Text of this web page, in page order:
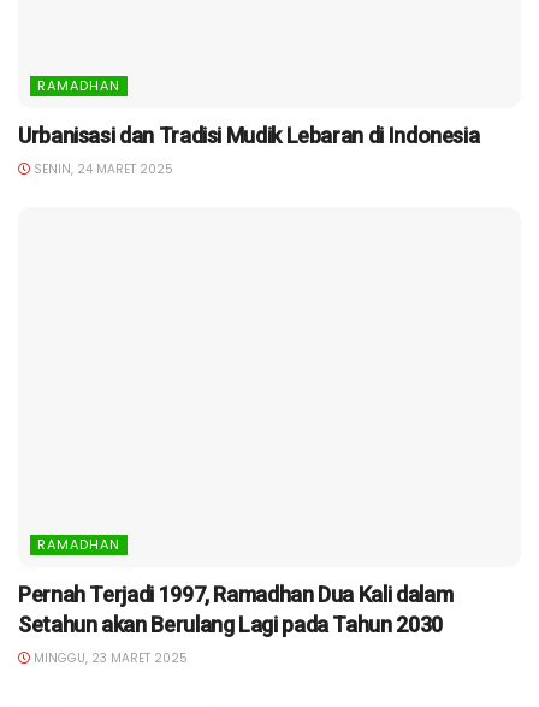
RAMADHAN
Urbanisasi dan Tradisi Mudik Lebaran di Indonesia
SENIN, 24 MARET 2025
RAMADHAN
Pernah Terjadi 1997, Ramadhan Dua Kali dalam
Setahun akan Berulang Lagi pada Tahun 2030
MINGGU, 23 MARET 2025